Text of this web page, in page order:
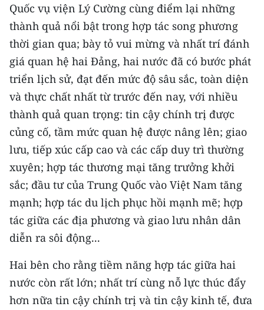
ENGLISH
FRANÇAIS
РУССКИЙ
ESPAÑOL
한국어
Quốc vụ viện Lý Cường cùng điểm lại những
thành quả nổi bật trong hợp tác song phương
thời gian qua; bày tỏ vui mừng và nhất trí đánh
giá quan hệ hai Đảng, hai nước đã có bước phát
triển lịch sử, đạt đến mức độ sâu sắc, toàn diện
và thực chất nhất từ trước đến nay, với nhiều
thành quả quan trọng: tin cậy chính trị được
củng cố, tầm mức quan hệ được nâng lên; giao
lưu, tiếp xúc cấp cao và các cấp duy trì thường
xuyên; hợp tác thương mại tăng trưởng khởi
sắc; đầu tư của Trung Quốc vào Việt Nam tăng
mạnh; hợp tác du lịch phục hồi mạnh mẽ; hợp
tác giữa các địa phương và giao lưu nhân dân
diễn ra sôi động...
Hai bên cho rằng tiềm năng hợp tác giữa hai
nước còn rất lớn; nhất trí cùng nỗ lực thúc đẩy
hơn nữa tin cậy chính trị và tin cậy kinh tế, đưa